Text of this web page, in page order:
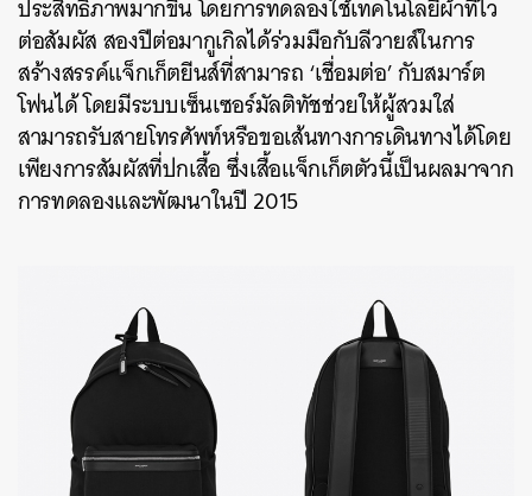
ประสิทธิภาพมากขึ้น โดยการทดลองใช้เทคโนโลยีผ้าที่ไว
ต่อสัมผัส สองปีต่อมากูเกิลได้ร่วมมือกับลีวายส์ในการ
สร้างสรรค์แจ็กเก็ตยีนส์ที่สามารถ ‘เชื่อมต่อ’ กับสมาร์ต
โฟนได้ โดยมีระบบเซ็นเซอร์มัลติทัชช่วยให้ผู้สวมใส่
สามารถรับสายโทรศัพท์หรือขอเส้นทางการเดินทางได้โดย
เพียงการสัมผัสที่ปกเสื้อ ซึ่งเสื้อแจ็กเก็ตตัวนี้เป็นผลมาจาก
การทดลองและพัฒนาในปี 2015